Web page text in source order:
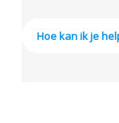
Hoe kan ik je